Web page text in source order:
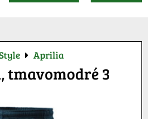
Aprilia
tmavomodré 3